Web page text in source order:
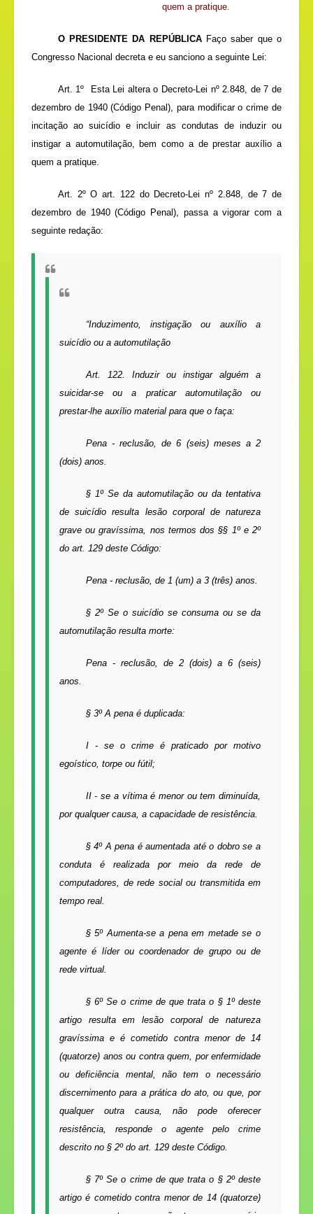
quem a pratique.
O PRESIDENTE DA REPÚBLICAFaço saber que o
Congresso Nacional decreta e eu sanciono a seguinte Lei:
Art. 1º
Esta Lei altera o Decreto-Lei nº 2.848, de 7 de
dezembro de 1940 (Código Penal), para modificar o crime de
incitação ao suicídio e incluir as condutas de induzir ou
instigar a automutilação, bem como a de prestar auxílio a
quem a pratique.
Art. 2º O art. 122 do Decreto-Lei nº 2.848, de 7 de
dezembro de 1940 (Código Penal), passa a vigorar com a
seguinte redação:
“Induzimento, instigação ou auxílio a
suicídio ou a automutilação
Art. 122.
Induzir ou instigar alguém a
suicidar-se ou a praticar automutilação ou
prestar-lhe auxílio material para que o faça:
Pena - reclusão, de 6 (seis) meses a 2
(dois) anos.
§ 1º Se da automutilação ou da tentativa
de suicídio resulta lesão corporal de natureza
grave ou gravíssima, nos termos dos §§ 1º e 2º
do art. 129 deste Código:
Pena - reclusão, de 1 (um) a 3 (três) anos.
§ 2º Se o suicídio se consuma ou se da
automutilação resulta morte:
Pena - reclusão, de 2 (dois) a 6 (seis)
anos.
§ 3º A pena é duplicada:
I - se o crime é praticado por motivo
egoístico, torpe ou fútil;
II - se a vítima é menor ou tem diminuída,
por qualquer causa, a capacidade de resistência.
§ 4º A pena é aumentada até o dobro se a
conduta é realizada por meio da rede de
computadores, de rede social ou transmitida em
tempo real.
§ 5º Aumenta-se a pena em metade se o
agente é líder ou coordenador de grupo ou de
rede virtual.
§ 6º Se o crime de que trata o § 1º deste
artigo resulta em lesão corporal de natureza
gravíssima e é cometido contra menor de 14
(quatorze) anos ou contra quem, por enfermidade
ou deficiência mental, não tem o necessário
discernimento para a prática do ato, ou que, por
qualquer outra causa, não pode oferecer
resistência, responde o agente pelo crime
descrito no § 2º do art. 129 deste Código.
§ 7º Se o crime de que trata o § 2º deste
artigo é cometido contra menor de 14 (quatorze)